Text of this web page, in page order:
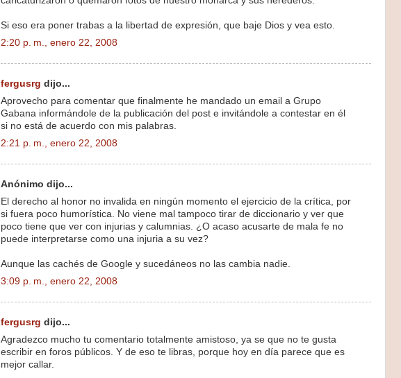
Si eso era poner trabas a la libertad de expresión, que baje Dios y vea esto.
2:20 p. m., enero 22, 2008
fergusrg dijo...
Aprovecho para comentar que finalmente he mandado un email a Grupo
Gabana informándole de la publicación del post e invitándole a contestar en él
si no está de acuerdo con mis palabras.
2:21 p. m., enero 22, 2008
Anónimo dijo...
El derecho al honor no invalida en ningún momento el ejercicio de la crítica, por
si fuera poco humorística. No viene mal tampoco tirar de diccionario y ver que
poco tiene que ver con injurias y calumnias. ¿O acaso acusarte de mala fe no
puede interpretarse como una injuria a su vez?
Aunque las cachés de Google y sucedáneos no las cambia nadie.
3:09 p. m., enero 22, 2008
fergusrg dijo...
Agradezco mucho tu comentario totalmente amistoso, ya se que no te gusta
escribir en foros públicos. Y de eso te libras, porque hoy en día parece que es
mejor callar.